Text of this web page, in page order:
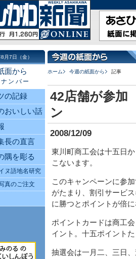
ホーム 今週の紙面から 記事
42店舗が参
ン
2008/12/09
東川町商工会は十五日
こないます。
このキャンペーンに参
がたまり、割引サービ
に勝つとポイントが倍
ポイントカードは商工
イント。十五ポイント
抽選会は一月二、三日
月7日（金）
面から
ンバー
の記録
おいしい話
長の直言
隅を彫る
ヌ語地名研究
真のご注文